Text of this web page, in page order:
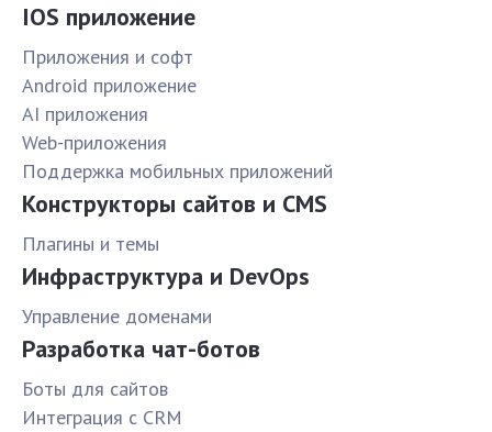
IOS приложение
Приложения и софт
Android приложение
AI приложения
Web-приложения
Поддержка мобильных приложений
Конструкторы сайтов и CMS
Плагины и темы
Инфраструктура и DevOps
Управление доменами
Разработка чат-ботов
Боты для сайтов
Интеграция с CRM